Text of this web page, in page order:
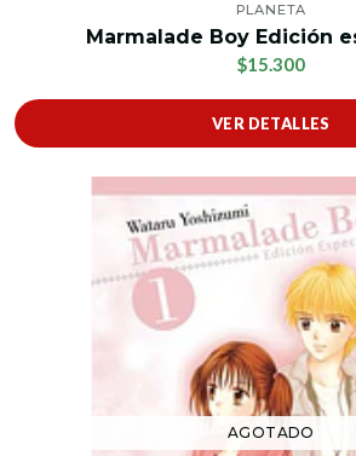
PLANETA
Marmalade Boy Edición
$15.300
VER DETALLES
AGOTADO